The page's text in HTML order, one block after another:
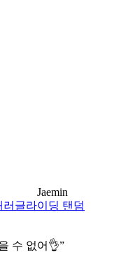
Jaemin
글라이딩 탠덤
수 없어👌”